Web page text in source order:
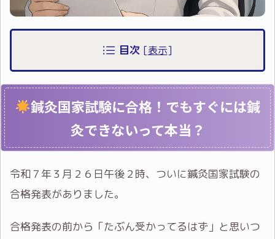
目次 [表示]
鍼灸国家試験に合格！でもすぐには鍼
灸できないって本当？
令和７年３月２６日午後２時、ついに鍼灸国家試験の
合格発表がありました。
合格発表の前から「たぶん受かってるはず」と思いつ